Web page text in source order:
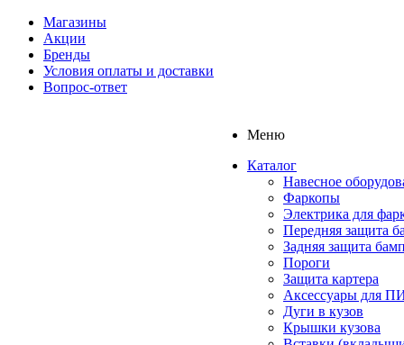
Магазины
Акции
Бренды
Условия оплаты и доставки
Вопрос-ответ
Меню
Каталог
Навесное
Фаркопы
Электрика для
Передняя защита
Задняя защита
Пороги
Защита картера
Аксессуары для
Дуги в кузов
Крышки кузова